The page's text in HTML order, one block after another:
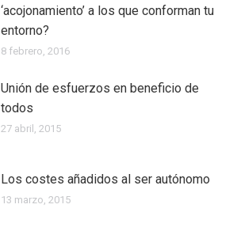
‘acojonamiento’ a los que conforman tu
entorno?
8 febrero, 2016
Unión de esfuerzos en beneficio de
todos
27 abril, 2015
Los costes añadidos al ser autónomo
13 marzo, 2015